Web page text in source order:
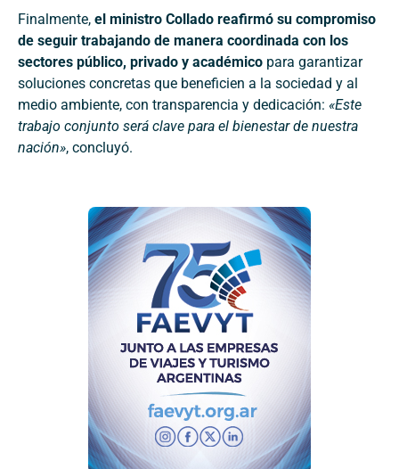
Finalmente, el ministro Collado reafirmó su compromiso
de seguir trabajando de manera coordinada con los
sectores público, privado y académico para garantizar
soluciones concretas que beneficien a la sociedad y al
medio ambiente, con transparencia y dedicación: «Este
trabajo conjunto será clave para el bienestar de nuestra
nación», concluyó.